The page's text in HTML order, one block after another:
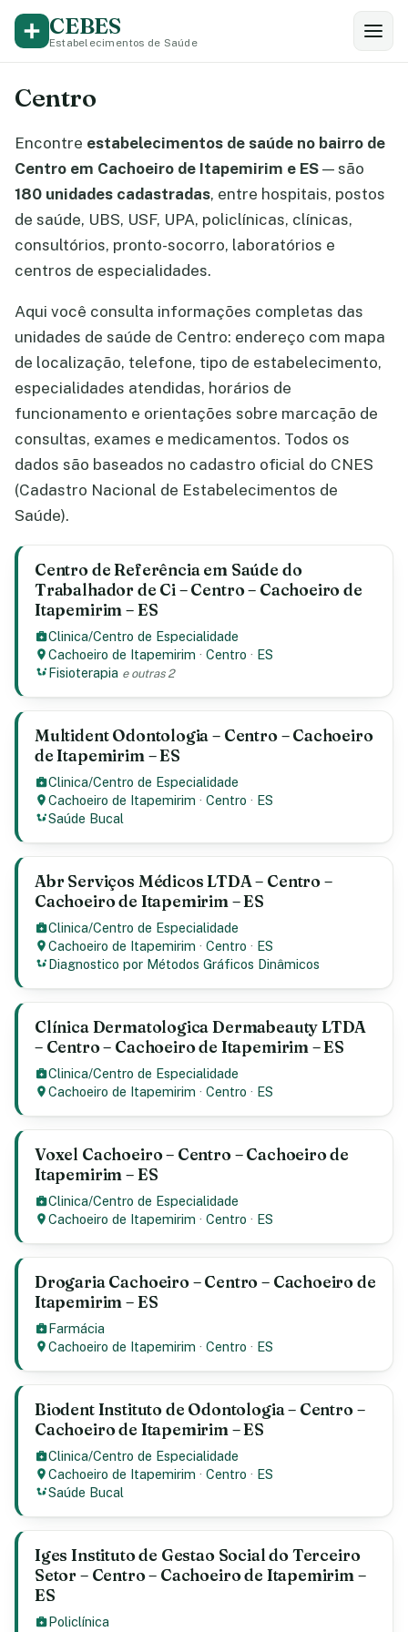
CEBES
Estabelecimentos de Saúde
Centro
Encontre estabelecimentos de saúde no bairro de
Centro em Cachoeiro de Itapemirim e ES — são
180 unidades cadastradas, entre hospitais, postos
de saúde, UBS, USF, UPA, policlínicas, clínicas,
consultórios, pronto-socorro, laboratórios e
centros de especialidades.
Aqui você consulta informações completas das
unidades de saúde de Centro: endereço com mapa
de localização, telefone, tipo de estabelecimento,
especialidades atendidas, horários de
funcionamento e orientações sobre marcação de
consultas, exames e medicamentos. Todos os
dados são baseados no cadastro oficial do CNES
(Cadastro Nacional de Estabelecimentos de
Saúde).
Centro de Referência em Saúde do
Trabalhador de Ci – Centro – Cachoeiro de
Itapemirim – ES
Clinica/Centro de Especialidade
Cachoeiro de Itapemirim ·Centro · ES
Fisioterapia e outras 2
Multident Odontologia – Centro – Cachoeiro
de Itapemirim – ES
Clinica/Centro de Especialidade
Cachoeiro de Itapemirim ·Centro · ES
Saúde Bucal
Abr Serviços Médicos LTDA – Centro –
Cachoeiro de Itapemirim – ES
Clinica/Centro de Especialidade
Cachoeiro de Itapemirim ·Centro · ES
Diagnostico por Métodos Gráficos Dinâmicos
Clínica Dermatologica Dermabeauty LTDA
– Centro – Cachoeiro de Itapemirim – ES
Clinica/Centro de Especialidade
Cachoeiro de Itapemirim ·Centro · ES
Voxel Cachoeiro – Centro – Cachoeiro de
Itapemirim – ES
Clinica/Centro de Especialidade
Cachoeiro de Itapemirim ·Centro · ES
Drogaria Cachoeiro – Centro – Cachoeiro de
Itapemirim – ES
Farmácia
Cachoeiro de Itapemirim ·Centro · ES
Biodent Instituto de Odontologia – Centro –
Cachoeiro de Itapemirim – ES
Clinica/Centro de Especialidade
Cachoeiro de Itapemirim ·Centro · ES
Saúde Bucal
Iges Instituto de Gestao Social do Terceiro
Setor – Centro – Cachoeiro de Itapemirim –
ES
Policlínica